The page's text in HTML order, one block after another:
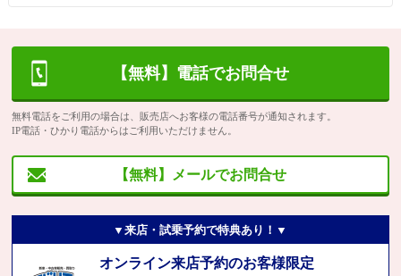
【無料】電話でお問合せ
無料電話をご利用の場合は、販売店へお客様の電話番号が通知されます。
IP電話・ひかり電話からはご利用いただけません。
【無料】メールでお問合せ
▼来店・試乗予約で特典あり！▼
オンライン来店予約のお客様限定